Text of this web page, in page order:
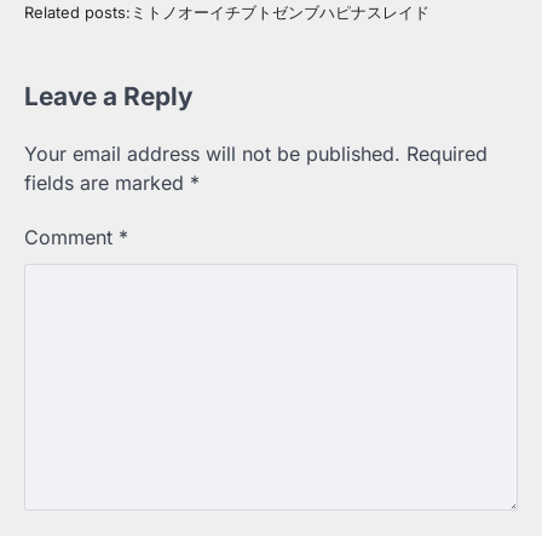
Related posts:ミトノオーイチブトゼンブハピナスレイド
Leave a Reply
Your email address will not be published. Required
fields are marked *
Comment *